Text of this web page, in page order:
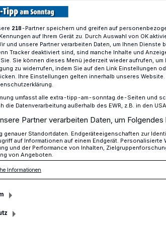
lädt zum Sommerturnier Nierscup ein
mit Jünter
Neersen lädt am kommenden
Uhr, auf der Sportanlage an der
E-Jugend-Fußballturnier
Mannschaften antreten. Mit
Gekickt wird für den an
218-Partner speichern und greifen auf
auf Ihrem Gerät zu. Durch Auswahl von OK
und unsere Partner verarbeiten Daten, um Ihnen Dienste
Tracker deaktiviert sind, sind manche Inhalte und
Sie können dieses Menü jederzeit wieder aufrufen,
zu widerrufen, indem Sie auf den Link Einstellungen
Ihre Einstellungen gelten innerhalb unseres
umfasst alle extra-tipp-am-sonntag.de-Seiten und
die Datenverarbeitung außerhalb des EWR, z.B. in den
Partner verarbeiten Daten, um
genauer Standortdaten. Endgeräteeigenschaften zur
auf Informationen auf einem Endgerät. Personalisierte
und der Performance von Inhalten,
von Angeboten.
Informationen